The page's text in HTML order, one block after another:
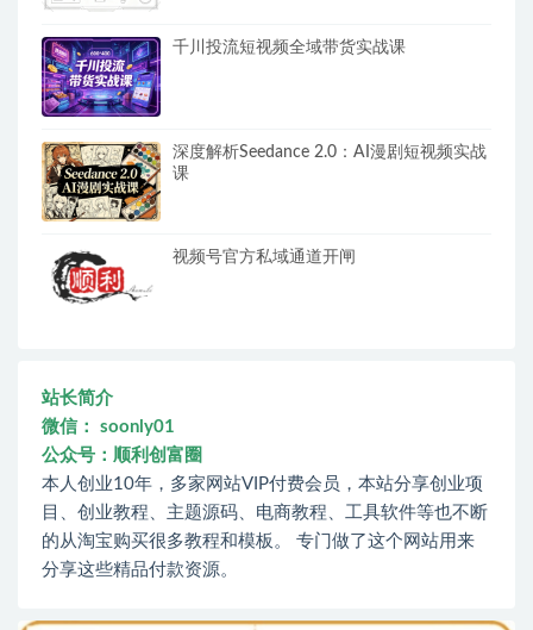
千川投流短视频全域带货实战课
深度解析Seedance 2.0：AI漫剧短视频实战
课
视频号官方私域通道开闸
站长简介
微信： soonly01
公众号：顺利创富圈
本人创业10年，多家网站VIP付费会员，本站分享创业项
目、创业教程、主题源码、电商教程、工具软件等也不断
的从淘宝购买很多教程和模板。 专门做了这个网站用来
分享这些精品付款资源。